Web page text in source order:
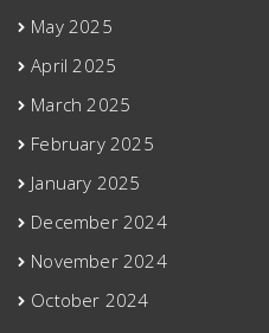
May 2025
April 2025
March 2025
February 2025
January 2025
December 2024
November 2024
October 2024